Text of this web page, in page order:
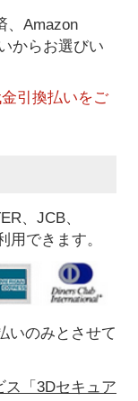
、Amazon
からお選びい
引換払いをご
、JCB、
用できます。
いのみとさせて
ス「3Dセキュア